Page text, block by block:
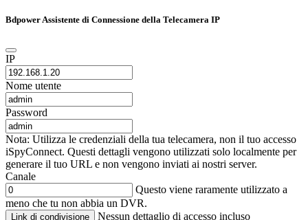
Bdpower Assistente di Connessione della Telecamera IP
IP
Nome utente
Password
Nota: Utilizza le credenziali della tua telecamera, non il tuo accesso
iSpyConnect. Questi dettagli vengono utilizzati solo localmente per
generare il tuo URL e non vengono inviati ai nostri server.
Canale
Questo viene raramente utilizzato a
meno che tu non abbia un DVR.
Link di condivisione Nessun dettaglio di accesso incluso